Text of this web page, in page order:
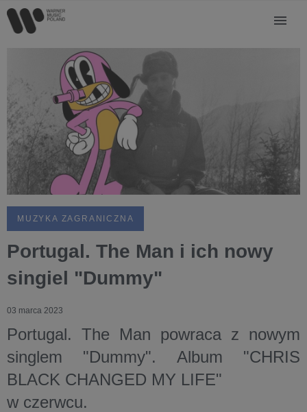
MUZYKA ZAGRANICZNA
Portugal. The Man i ich nowy
singiel "Dummy"
03 marca 2023
Portugal. The Man powraca z nowym
singlem "Dummy". Album "CHRIS
BLACK CHANGED MY LIFE"
w czerwcu.